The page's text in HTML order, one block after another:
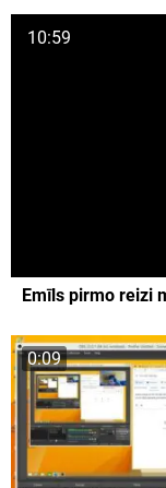
10:59
Emīls pirmo reizi
0:09